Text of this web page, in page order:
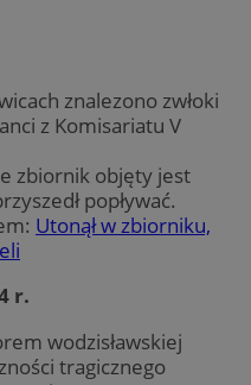
znalezono zwłoki
z Komisariatu V
zbiornik objęty jest
popływać.
Utonął w zbiorniku,
r.
wodzisławskiej
tragicznego